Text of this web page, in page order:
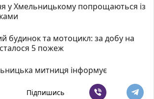
у Хмельницькому попрощаються із
будинок та мотоцикл: за добу на
5 пожеж
митниця інформує
Підпишись